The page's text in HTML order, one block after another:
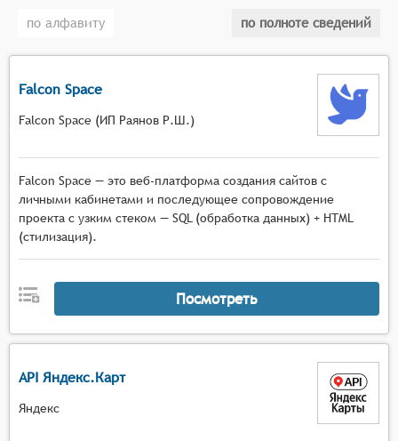
разработчикам создавать макеты веб-страниц и
интерфейсов без написания кода с нуля,
набор готовых компонентов и модулей для
реализации типовых функциональностей
(например, форм ввода данных, таблиц,
галерей изображений), ускоряющих процесс
разработки,
механизмы работы с базами данных,
обеспечивающие подключение к различным
СУБД и упрощающие операции чтения и записи
серверной логики приложения, включая
программирования и фреймворков,
по алфавиту по полноте сведений
Falcon Space
Falcon Space (ИП Раянов Р.Ш.)
Falcon Space — это веб-платформа создания сайтов с
личными кабинетами и последующее сопровождение
проекта с узким стеком — SQL (обработка данных) + HTML
(стилизация).
Посмотреть
API Яндекс.Карт
Яндекс